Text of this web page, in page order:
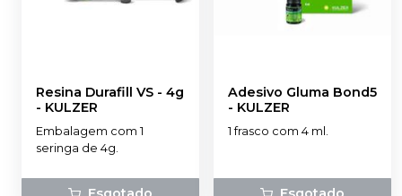
Resina Durafill VS - 4g
- KULZER
Embalagem com 1
seringa de 4g.
Adesivo Gluma Bond5
- KULZER
1 frasco com 4 ml.